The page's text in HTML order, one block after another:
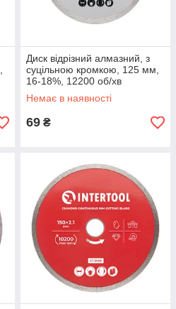
Диск відрізний алмазний, з
суцільною кромкою, 125 мм,
16-18%, 12200 об/хв
INTERTOOL CT-3002
Немає в наявності
69 ₴